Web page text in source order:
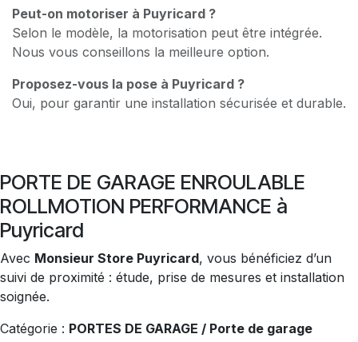
Peut-on motoriser à Puyricard ?
Selon le modèle, la motorisation peut être intégrée.
Nous vous conseillons la meilleure option.
Proposez-vous la pose à Puyricard ?
Oui, pour garantir une installation sécurisée et durable.
PORTE DE GARAGE ENROULABLE
ROLLMOTION PERFORMANCE à
Puyricard
Avec Monsieur Store Puyricard, vous bénéficiez d’un
suivi de proximité : étude, prise de mesures et installation
soignée.
Catégorie : PORTES DE GARAGE / Porte de garage